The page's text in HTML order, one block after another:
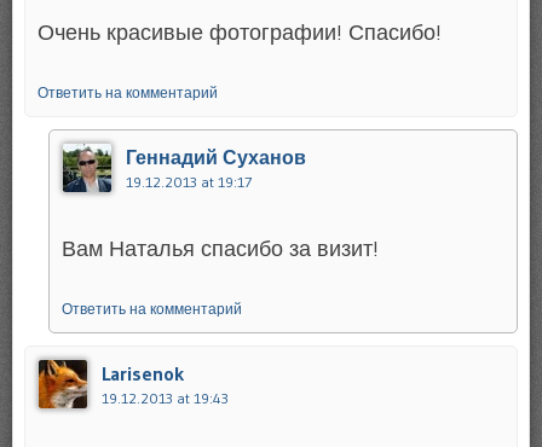
Очень красивые фотографии! Спасибо!
Ответить на комментарий
Геннадий Суханов
19.12.2013 at 19:17
Вам Наталья спасибо за визит!
Ответить на комментарий
Larisenok
19.12.2013 at 19:43